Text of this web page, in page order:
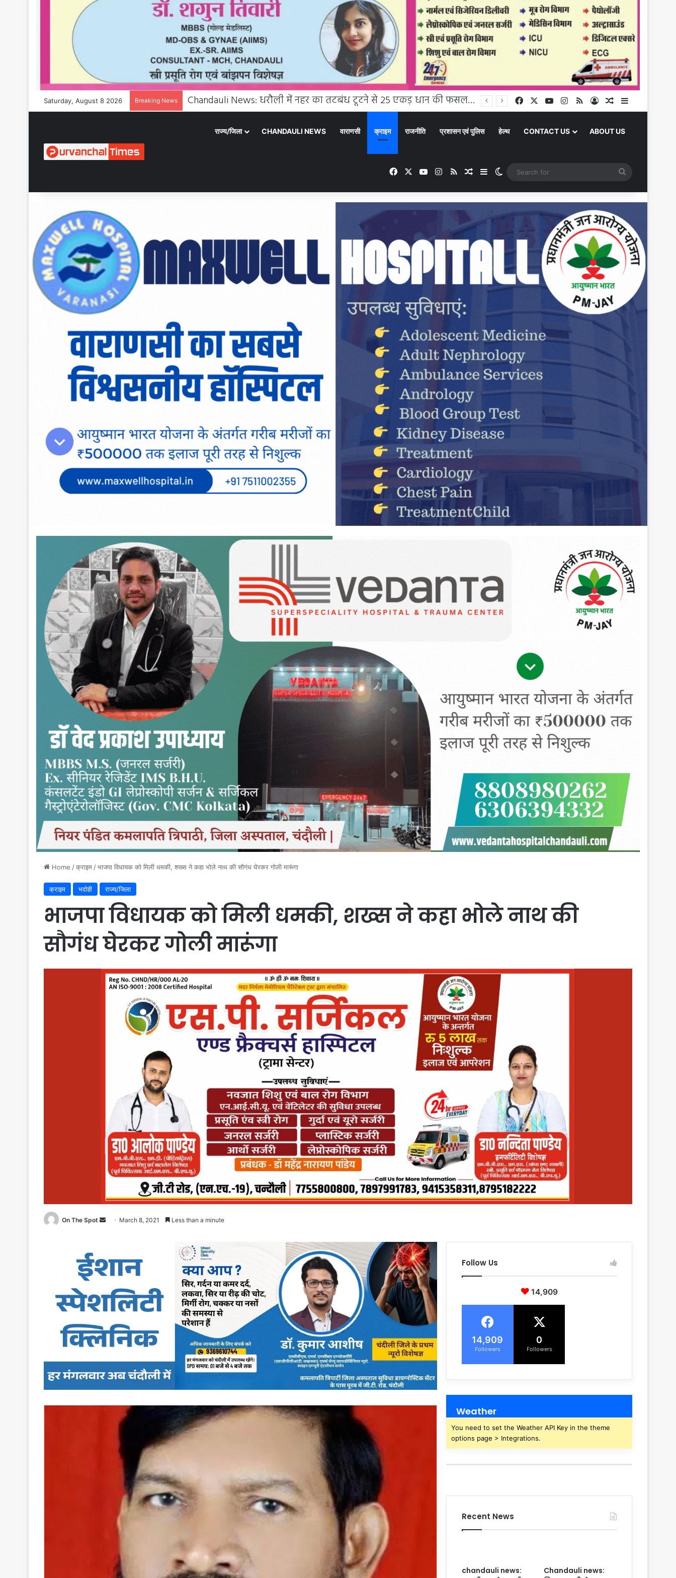
Saturday, August 8 2026 Breaking News Chandauli News: धरौली में नहर का तटबंध टूटने से 25 एकड़ धान की फसल जलमग्न, किसानों ने किया प्रदर्शन, सिंचाई विभाग पर लापरवाही के आरोप Facebook YouTubeInstagram
RSS Log InRandom Article
राज्य/जिला CHANDAULI NEWS वाराणसी क्राइम राजनीति प्रशासन एवं पुलिस हेल्थ CONTACT US ABOUT US
Facebook YouTubeInstagram
RSS Random Article
SidebarSwitch skin
Home /क्राइम /भाजपा विधायक को मिली धमकी, शख्स ने कहा भोले नाथ की सौगंध घेरकर गोली मारूंगा
क्राइम भदोही राज्य/जिला
भाजपा विधायक को मिली धमकी, शख्स ने कहा भोले नाथ की
सौगंध घेरकर गोली मारूंगा
On The Spot
SendMarch 8, 2021 Less than a minute
Follow Us
14,909
14,909
Followers
0
Followers
Weather
You need to set the Weather API Key in the theme
options page > Integrations.
Recent News
chandauli news:
Chandauli news: